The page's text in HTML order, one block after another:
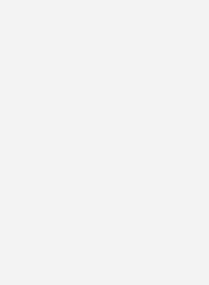
im Ein- und
SetHYC25 auch hybridfähig. Für die meisten
sich ein System aus Wärme­pumpe und Gas-
dauerhaft den Gasverbrauch, die Heizkosten
und zugleich die